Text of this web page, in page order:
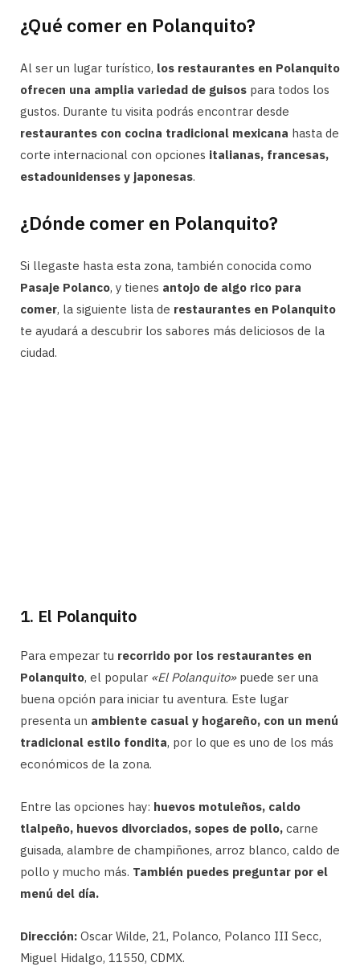
¿Qué comer en Polanquito?
Al ser un lugar turístico, los restaurantes en Polanquito
ofrecen una amplia variedad de guisos para todos los
gustos. Durante tu visita podrás encontrar desde
restaurantes con cocina tradicional mexicana hasta de
corte internacional con opciones italianas, francesas,
estadounidenses y japonesas.
¿Dónde comer en Polanquito?
Si llegaste hasta esta zona, también conocida como
Pasaje Polanco, y tienes antojo de algo rico para
comer, la siguiente lista de restaurantes en Polanquito
te ayudará a descubrir los sabores más deliciosos de la
ciudad.
1. El Polanquito
Para empezar tu recorrido por los restaurantes en
Polanquito, el popular «El Polanquito»puede ser una
buena opción para iniciar tu aventura. Este lugar
presenta un ambiente casual y hogareño, con un menú
tradicional estilo fondita, por lo que es uno de los más
económicos de la zona.
Entre las opciones hay: huevos motuleños, caldo
tlalpeño, huevos divorciados, sopes de pollo, carne
guisada, alambre de champiñones, arroz blanco, caldo de
pollo y mucho más. También puedes preguntar por el
menú del día.
Dirección: Oscar Wilde, 21, Polanco, Polanco III Secc,
Miguel Hidalgo, 11550, CDMX.